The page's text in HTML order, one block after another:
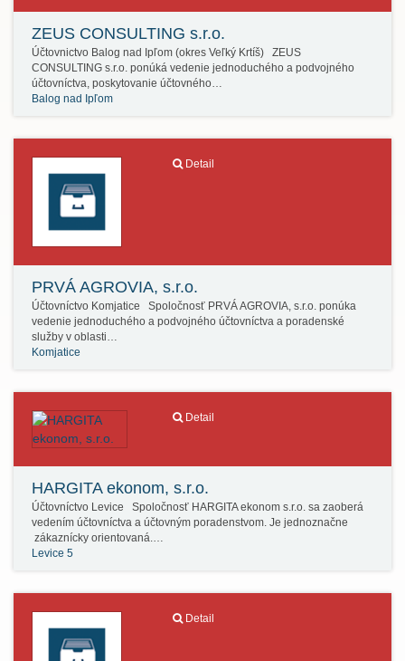
ZEUS CONSULTING s.r.o.
Účtovnictvo Balog nad Ipľom (okres Veľký Krtíš) ZEUS
CONSULTING s.r.o. ponúká vedenie jednoduchého a podvojného
účtovníctva, poskytovanie účtovného…
Balog nad Ipľom
Detail
PRVÁ AGROVIA, s.r.o.
Účtovníctvo Komjatice Spoločnosť PRVÁ AGROVIA, s.r.o. ponúka
vedenie jednoduchého a podvojného účtovníctva a poradenské
služby v oblasti…
Komjatice
Detail
HARGITA ekonom, s.r.o.
Účtovníctvo Levice Spoločnosť HARGITA ekonom s.r.o. sa zaoberá
vedením účtovníctva a účtovným poradenstvom. Je jednoznačne
zákaznícky orientovaná.…
Levice 5
Detail